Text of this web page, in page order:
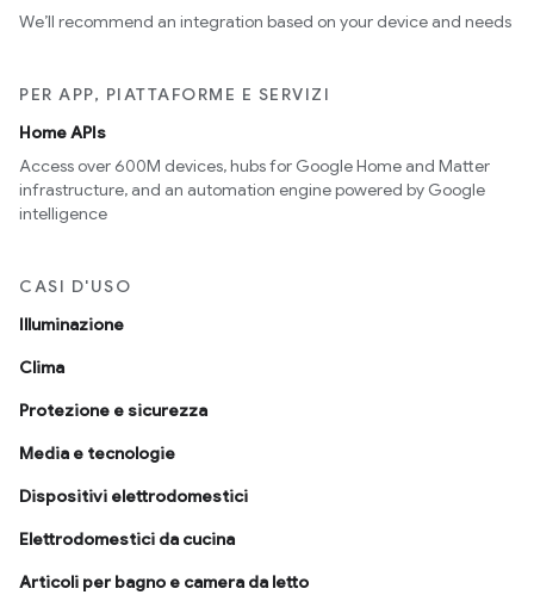
We’ll recommend an integration based on your device and needs
PER APP, PIATTAFORME E SERVIZI
Home APIs
Access over 600M devices, hubs for Google Home and Matter
infrastructure, and an automation engine powered by Google
intelligence
CASI D'USO
Illuminazione
Clima
Protezione e sicurezza
Media e tecnologie
Dispositivi elettrodomestici
Elettrodomestici da cucina
Articoli per bagno e camera da letto